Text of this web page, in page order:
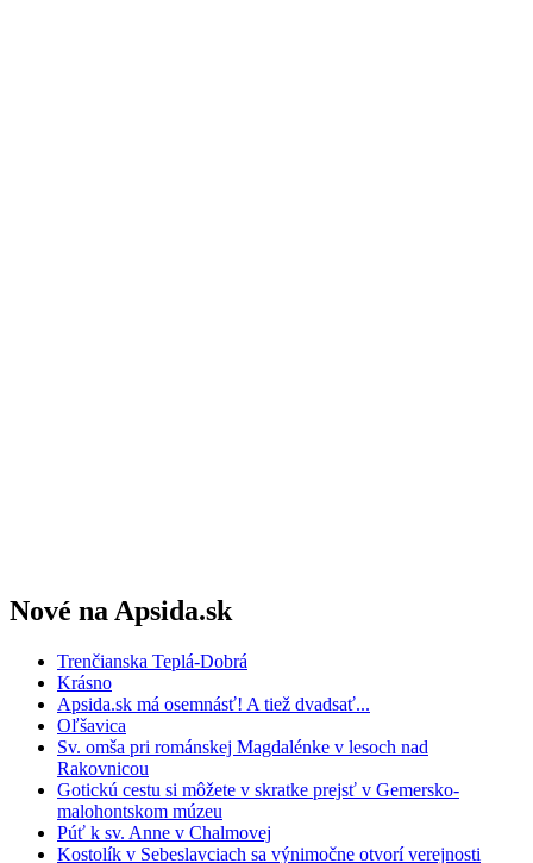
Nové na Apsida.sk
Trenčianska Teplá-Dobrá
Krásno
Apsida.sk má osemnásť! A tiež dvadsať...
Oľšavica
Sv. omša pri románskej Magdalénke v lesoch nad
Rakovnicou
Gotickú cestu si môžete v skratke prejsť v Gemersko-
malohontskom múzeu
Púť k sv. Anne v Chalmovej
Kostolík v Sebeslavciach sa výnimočne otvorí verejnosti